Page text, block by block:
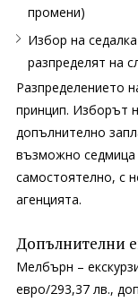
промени)
Избор на
разпределят на
Разпределението
принцип. Изборът
допълнително
възможно седмица
самостоятелно, с
агенцията.
Допълнителни
Мелбърн –
евро/293,37 лв.,